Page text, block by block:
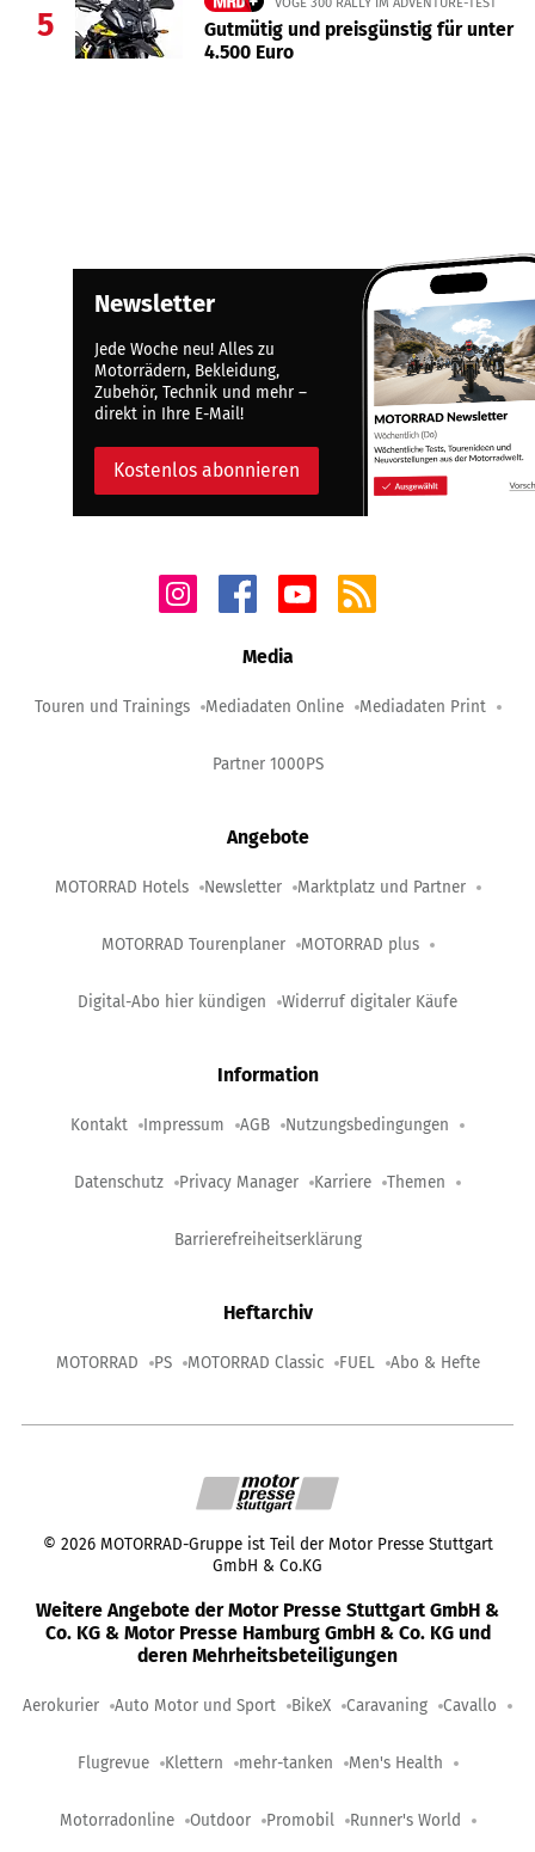
5
Gutmütig und preisgünstig für unter
4.500 Euro
Newsletter
Jede Woche neu! Alles zu
Motorrädern, Bekleidung,
Zubehör, Technik und mehr –
direkt in Ihre E-Mail!
Kostenlos abonnieren
Media
Touren und Trainings Mediadaten Online Mediadaten Print
Partner 1000PS
Angebote
MOTORRAD Hotels Newsletter Marktplatz und Partner
MOTORRAD Tourenplaner MOTORRAD plus
Digital-Abo hier kündigen Widerruf digitaler Käufe
Information
Kontakt Impressum AGB Nutzungsbedingungen
Datenschutz Privacy Manager Karriere Themen
Barrierefreiheitserklärung
Heftarchiv
MOTORRAD PS MOTORRAD Classic FUEL Abo & Hefte
© 2026 MOTORRAD-Gruppe ist Teil der Motor Presse Stuttgart
GmbH & Co.KG
Weitere Angebote der Motor Presse Stuttgart GmbH &
Co. KG & Motor Presse Hamburg GmbH & Co. KG und
deren Mehrheitsbeteiligungen
Aerokurier Auto Motor und Sport BikeX Caravaning Cavallo
Flugrevue Klettern mehr-tanken Men's Health
Motorradonline Outdoor Promobil Runner's World